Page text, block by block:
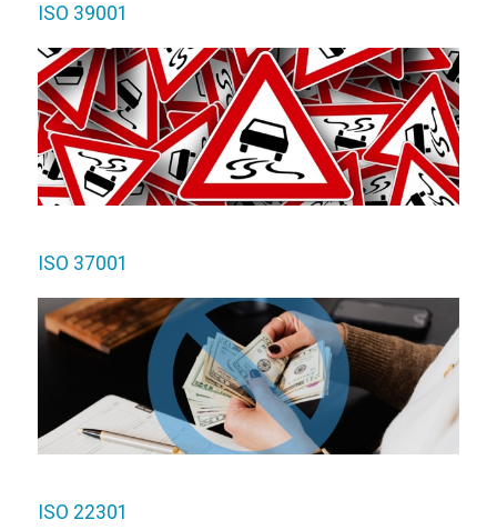
ISO 39001
ISO 37001
ISO 22301